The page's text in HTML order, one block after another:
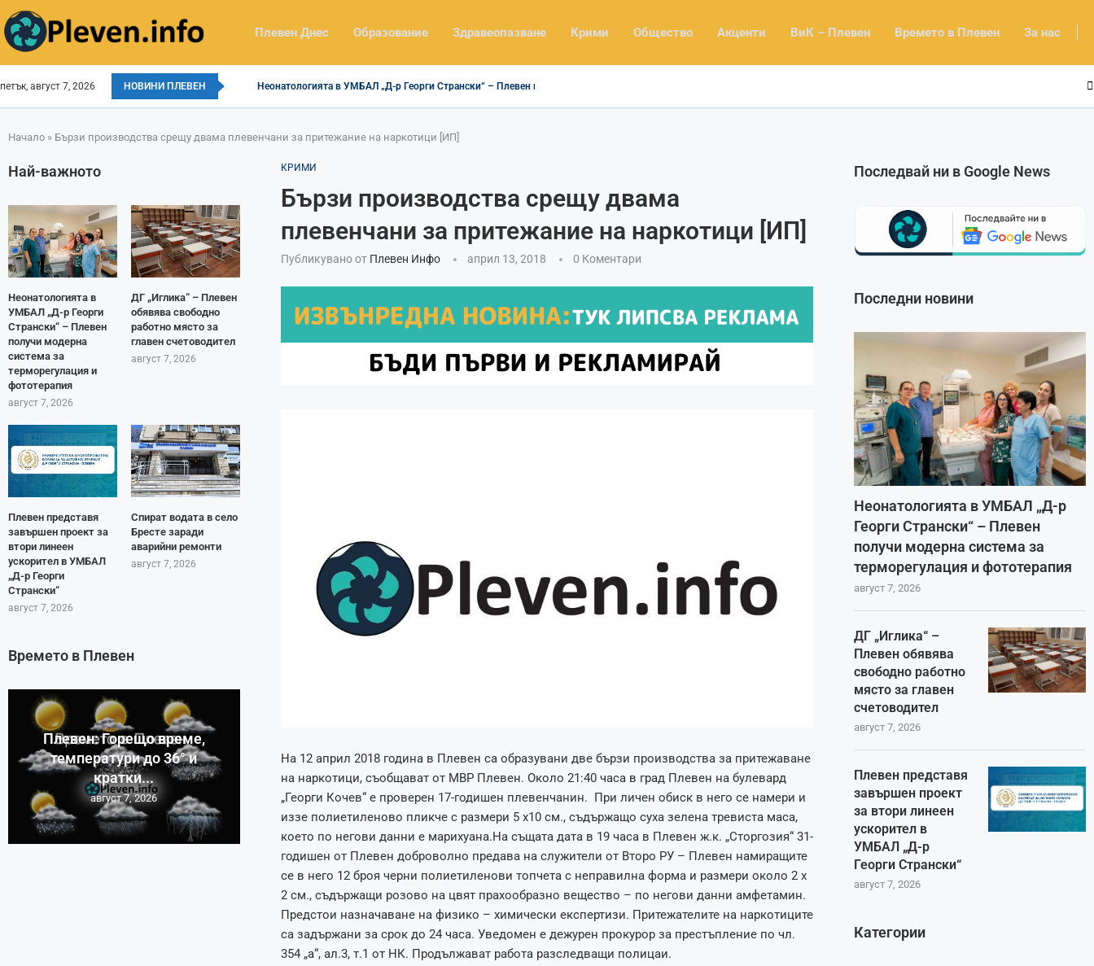
Плевен Днес Образование Здравеопазване Крими Общество Акценти ВиК – Плевен Времето в Плевен За нас
петък, август 7, 2026 НОВИНИ ПЛЕВЕН Неонатологията в УМБАЛ „Д-р Георги Странски“ – Плевен получи модерна система...
Начало » Бързи производства срещу двама плевенчани за притежание на наркотици [ИП]
КРИМИ
Бързи производства срещу двама
плевенчани за притежание на наркотици [ИП]
Публикувано от Плевен Инфо април 13, 2018 0 Коментари
На 12 април 2018 година в Плевен са образувани две бързи производства за притежаване
на наркотици, съобщават от МВР Плевен. Около 21:40 часа в град Плевен на булевард
„Георги Кочев“ е проверен 17-годишен плевенчанин. При личен обиск в него се намери и
иззе полиетиленово пликче с размери 5 х10 см., съдържащо суха зелена тревиста маса,
което по негови данни е марихуана.На същата дата в 19 часа в Плевен ж.к. „Сторгозия“ 31-
годишен от Плевен доброволно предава на служители от Второ РУ – Плевен намиращите
се в него 12 броя черни полиетиленови топчета с неправилна форма и размери около 2 х
2 см., съдържащи розово на цвят прахообразно вещество – по негови данни амфетамин.
Предстои назначаване на физико – химически експертизи. Притежателите на наркотиците
са задържани за срок до 24 часа. Уведомен е дежурен прокурор за престъпление по чл.
354 „а“, ал.3, т.1 от НК. Продължават работа разследващи полицаи.
Последвай ни в Google News
Последни новини
Неонатологията в УМБАЛ „Д-р
Георги Странски“ – Плевен
получи модерна система за
терморегулация и фототерапия
август 7, 2026
ДГ „Иглика“ –
Плевен обявява
свободно работно
място за главен
счетоводител
август 7, 2026
Плевен представя
завършен проект
за втори линеен
ускорител в
УМБАЛ „Д-р
Георги Странски“
август 7, 2026
Категории
Най-важното
Неонатологията в
УМБАЛ „Д-р Георги
Странски“ – Плевен
получи модерна
система за
терморегулация и
фототерапия
август 7, 2026
ДГ „Иглика“ – Плевен
обявява свободно
работно място за
главен счетоводител
август 7, 2026
Плевен представя
завършен проект за
втори линеен
ускорител в УМБАЛ
„Д-р Георги
Странски“
август 7, 2026
Спират водата в село
Бресте заради
аварийни ремонти
август 7, 2026
Времето в Плевен
Плевен: Горещо време,
температури до 36° и
кратки...
август 7, 2026